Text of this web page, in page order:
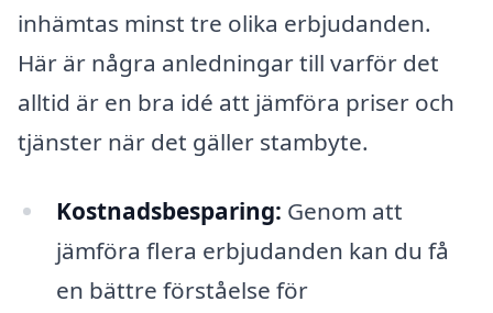
inhämtas minst tre olika erbjudanden.
Här är några anledningar till varför det
alltid är en bra idé att jämföra priser och
tjänster när det gäller stambyte.
Kostnadsbesparing: Genom att
jämföra flera erbjudanden kan du få
en bättre förståelse för